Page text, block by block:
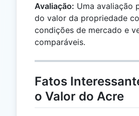
Avaliação: Uma avaliação
do valor da propriedade
condições de mercado e
comparáveis.
Fatos
o Valor do Acre